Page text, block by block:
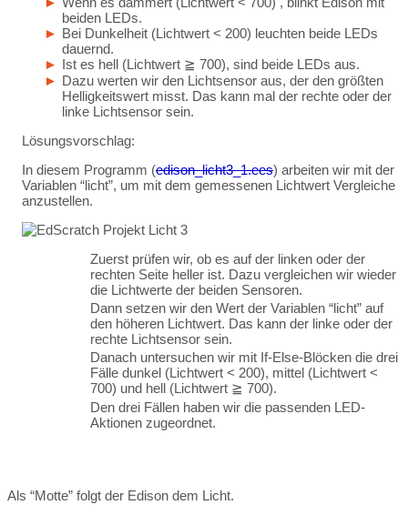
beiden LEDs.
Bei Dunkelheit (Lichtwert < 200) leuchten beide LEDs
dauernd.
Ist es hell (Lichtwert ≧ 700), sind beide LEDs aus.
Dazu werten wir den Lichtsensor aus, der den größten
Helligkeitswert misst. Das kann mal der rechte oder der
linke Lichtsensor sein.
Lösungsvorschlag:
In diesem Programm (edison_licht3_1.ees) arbeiten wir mit der
Variablen “licht”, um mit dem gemessenen Lichtwert Vergleiche
anzustellen.
Zuerst prüfen wir, ob es auf der linken oder der
rechten Seite heller ist. Dazu vergleichen wir wieder
die Lichtwerte der beiden Sensoren.
Dann setzen wir den Wert der Variablen “licht” auf
den höheren Lichtwert. Das kann der linke oder der
rechte Lichtsensor sein.
Danach untersuchen wir mit If-Else-Blöcken die drei
Fälle dunkel (Lichtwert < 200), mittel (Lichtwert <
700) und hell (Lichtwert ≧ 700).
Den drei Fällen haben wir die passenden LED-
Aktionen zugeordnet.
Als “Motte” folgt der Edison dem Licht.